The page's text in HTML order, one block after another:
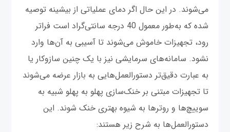
می‌شوند. در این حال اگر دمای عملیاتی از بیشینه توصیه
شده که به‌طور معمول 40 درجه سانتی‌گراد است فراتر
رود، تجهیزات خاموش می‌شوند تا آسیبی به آن‌ها وارد
نشود. سامانه‌های سرمایشی نیز با یک چنین سازوکار یا
به عبارت دقیق‌تر دستورالعمل‌هایی به بازار عرضه می‌شوند
تا تجهیزات مبتنی بر خنک‌سازی پهلو به پهلو شبیه به
سوییچ‌ها و روترها به شیوه بهتری خنک شوند. این
دستورالعمل‌ها به شرح زیر هستند: